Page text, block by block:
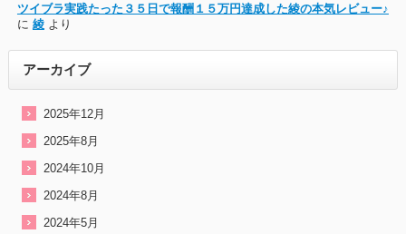
ツイブラ実践たった３５日で報酬１５万円達成した綾の本気レビュー♪
に 綾より
アーカイブ
2025年12月
2025年8月
2024年10月
2024年8月
2024年5月